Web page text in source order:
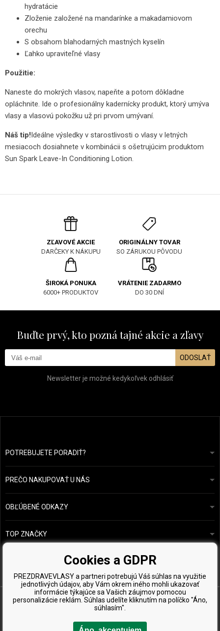
hydratácie
Zloženie založené na mandarínke a makadamiovom
orechu
S obsahom blahodarných mastných kyselín
Ľahko upraviteľné vlasy
Použitie:
Naneste do mokrých vlasov, napeňte a potom dôkladne
opláchnite. Ide o profesionálny kadernícky produkt, ktorý umýva
vlasy a vlasovú pokožku už pri prvom umývaní.
Náš tip! Ideálne výsledky v starostlivosti o vlasy v letných
mesiacoch dosiahnete v kombinácii s ošetrujúcim produktom
Sun Spark Leave-In Conditioning Lotion.
ZĽAVOVÉ AKCIE
DARČEKY K NÁKUPU
ORIGINÁLNY TOVAR
SO ZÁRUKOU PÔVODU
ŠIROKÁ PONUKA
6000+ PRODUKTOV
VRÁTENIE ZADARMO
DO 30 DNÍ
Buďte prvý, kto pozná tajné akcie a zľavy
ODOSLAŤ
Newsletter je možné kedykoľvek odhlásiť
POTREBUJETE PORADIŤ?info@prozdravevlasy.cz
Odpovieme do 24 hodín.
PREČO NAKUPOVAŤ U NÁS
Obchodní podmínky
Ochrana osobních údajů
Přehled plateb a dopravy
OBĽÚBENÉ ODKAZY
Náš příběh
Vzorky zdarma
TOP ZNAČKY
Kérastase
Wella Professionals
Zenz Organic
Cookies a GDPR
PREZDRAVEVLASY a partneri potrebujú Váš súhlas na využitie
jednotlivých údajov, aby Vám okrem iného mohli ukazovať
informácie týkajúce sa Vašich záujmov pomocou
personalizácie reklám. Súhlas udelíte kliknutím na políčko "Áno,
súhlasím".